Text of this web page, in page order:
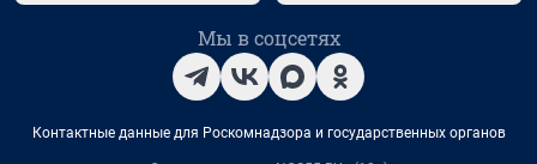
Мы в соцсетях
Контактные данные для Роскомнадзора и государственных органов